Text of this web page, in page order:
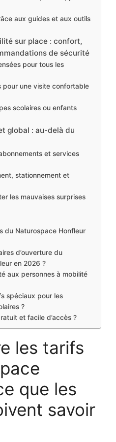
aux guides et aux outils
sur place : confort,
de sécurité
pour tous les
pour une visite confortable
scolaires ou enfants
global : au-delà du
et services
stationnement et
les mauvaises surprises
du Naturospace Honfleur
d’ouverture du
en 2026 ?
aux personnes à mobilité
spéciaux pour les
?
et facile d’accès ?
les tarifs
que les
savoir